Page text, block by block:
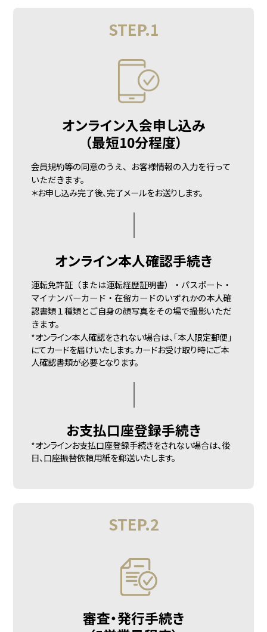
STEP.1
オンライン入会申し込み
（最短10分程度）
会員規約等の同意のうえ、お客様情報の入力を行って
いただきます。
＊お申し込み完了後、完了メールをお送りします。
オンライン本人確認手続き
運転免許証（または運転経歴証明書）・パスポート・
マイナンバーカード・在留カードのいずれかの本人確
認書類１種類とご自身の顔写真をその場で撮影いただ
きます。
*オンライン本人確認をされない場合は、「本人限定郵便」
にてカードを届けいたします。カードお受け取り時にご本
人確認書類が必要となります。
お支払口座登録手続き
*オンラインお支払口座登録手続きをされない場合は、後
日、口座振替依頼用紙を郵送いたします。
STEP.2
審査・発行手続き